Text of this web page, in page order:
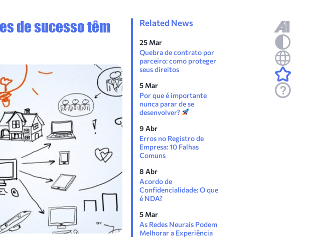
Related News
25 Mar
Quebra de contrato por
parceiro: como proteger
seus direitos
5 Mar
Por que é importante
nunca parar de se
desenvolver?
9 Abr
Erros no Registro de
Empresa: 10 Falhas
Comuns
8 Abr
Acordo de
Confidencialidade: O que
é NDA?
5 Mar
As Redes Neurais Podem
Melhorar a Experiência
de sucesso têm